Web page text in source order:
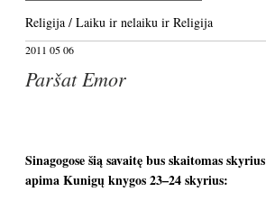
Religija / Laiku ir nelaiku ir Religija
2011 05 06
Paršat Emor
Sinagogose šią savaitę bus skaitomas skyrius
apima Kunigų knygos 23–24 skyrius: